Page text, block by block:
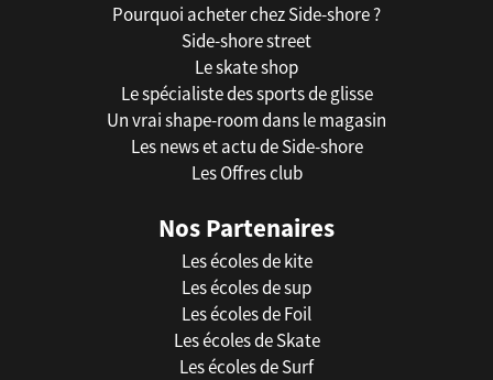
Pourquoi acheter chez Side-shore ?
Side-shore street
Le skate shop
Le spécialiste des sports de glisse
Un vrai shape-room dans le magasin
Les news et actu de Side-shore
Les Offres club
Nos Partenaires
Les écoles de kite
Les écoles de sup
Les écoles de Foil
Les écoles de Skate
Les écoles de Surf